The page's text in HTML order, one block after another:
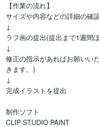
【作業の流れ】
サイズや内容などの詳細の確
↓
ラフ画の提出(提出まで1週間
↓
修正の指示があればお願いい
きます。)
↓
完成イラストを提出
制作ソフト
CLIP STUDIO PAINT